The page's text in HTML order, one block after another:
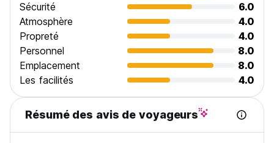
Sécurité
6.0
Atmosphère
4.0
Propreté
4.0
Personnel
8.0
Emplacement
8.0
Les facilités
4.0
Résumé des avis de voyageurs